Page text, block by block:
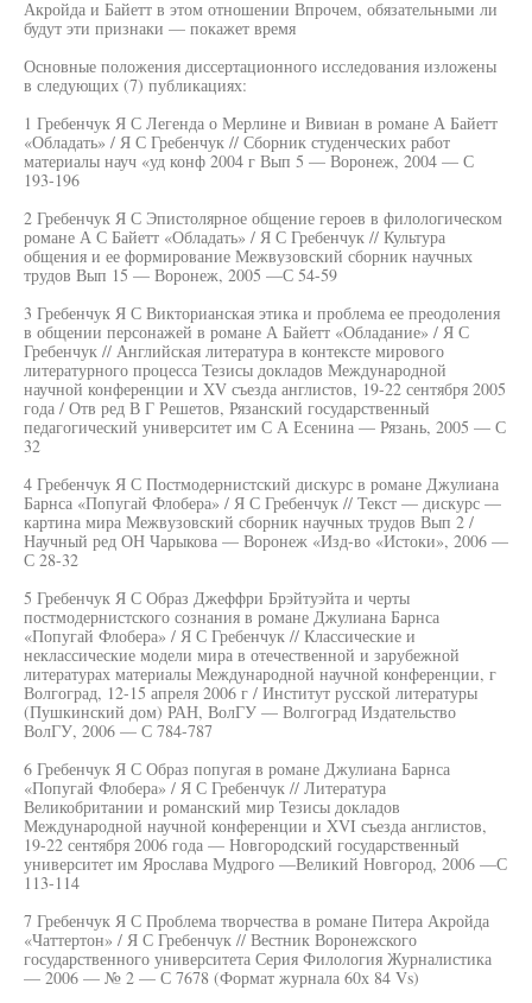
Акройда и Байетт в этом отношении Впрочем, обязательными ли
будут эти признаки — покажет время
Основные положения диссертационного исследования изложены
в следующих (7) публикациях:
1 Гребенчук Я С Легенда о Мерлине и Вивиан в романе А Байетт
«Обладать» / Я С Гребенчук // Сборник студенческих работ
материалы науч «уд конф 2004 г Вып 5 — Воронеж, 2004 — С
193-196
2 Гребенчук Я С Эпистолярное общение героев в филологическом
романе А С Байетт «Обладать» / Я С Гребенчук // Культура
общения и ее формирование Межвузовский сборник научных
трудов Вып 15 — Воронеж, 2005 —С 54-59
3 Гребенчук Я С Викторианская этика и проблема ее преодоления
в общении персонажей в романе А Байетт «Обладание» / Я С
Гребенчук // Английская литература в контексте мирового
литературного процесса Тезисы докладов Международной
научной конференции и XV съезда англистов, 19-22 сентября 2005
года / Отв ред В Г Решетов, Рязанский государственный
педагогический университет им С А Есенина — Рязань, 2005 — С
32
4 Гребенчук Я С Постмодернистский дискурс в романе Джулиана
Барнса «Попугай Флобера» / Я С Гребенчук // Текст — дискурс —
картина мира Межвузовский сборник научных трудов Вып 2 /
Научный ред ОН Чарыкова — Воронеж «Изд-во «Истоки», 2006 —
С 28-32
5 Гребенчук Я С Образ Джеффри Брэйтуэйта и черты
постмодернистского сознания в романе Джулиана Барнса
«Попугай Флобера» / Я С Гребенчук // Классические и
неклассические модели мира в отечественной и зарубежной
литературах материалы Международной научной конференции, г
Волгоград, 12-15 апреля 2006 г / Институт русской литературы
(Пушкинский дом) РАН, ВолГУ — Волгоград Издательство
ВолГУ, 2006 — С 784-787
6 Гребенчук Я С Образ попугая в романе Джулиана Барнса
«Попугай Флобера» / Я С Гребенчук // Литература
Великобритании и романский мир Тезисы докладов
Международной научной конференции и XVI съезда англистов,
19-22 сентября 2006 года — Новгородский государственный
университет им Ярослава Мудрого —Великий Новгород, 2006 —С
113-114
7 Гребенчук Я С Проблема творчества в романе Питера Акройда
«Чаттертон» / Я С Гребенчук // Вестник Воронежского
государственного университета Серия Филология Журналистика
— 2006 — № 2 — С 7678 (Формат журнала 60х 84 Vs)